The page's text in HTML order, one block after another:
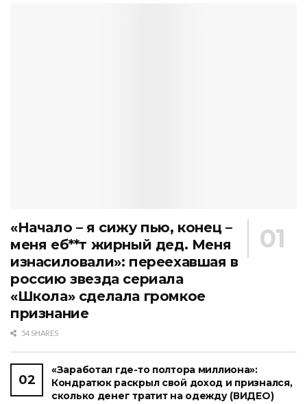
«Начало – я сижу пью, конец –
меня еб**т жирный дед. Меня
изнасиловали»: переехавшая в
россию звезда сериала
«Школа» сделала громкое
признание
54 SHARES
«Заработал где-то полтора миллиона»:
Кондратюк раскрыл свой доход и признался,
сколько денег тратит на одежду (ВИДЕО)